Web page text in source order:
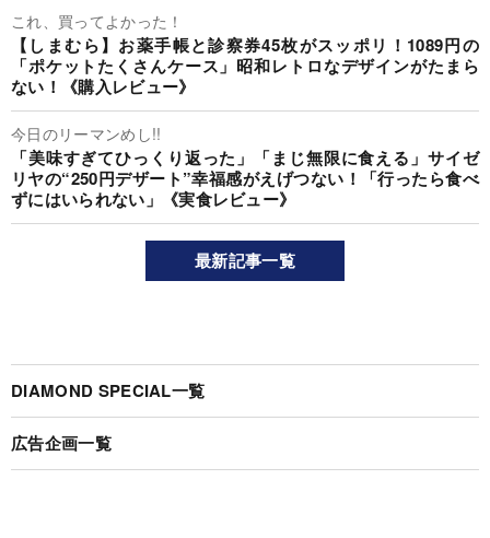
これ、買ってよかった！
【しまむら】お薬手帳と診察券45枚がスッポリ！1089円の
「ポケットたくさんケース」昭和レトロなデザインがたまら
ない！《購入レビュー》
今日のリーマンめし!!
「美味すぎてひっくり返った」「まじ無限に食える」サイゼ
リヤの“250円デザート”幸福感がえげつない！「行ったら食べ
ずにはいられない」《実食レビュー》
最新記事一覧
DIAMOND SPECIAL一覧
広告企画一覧